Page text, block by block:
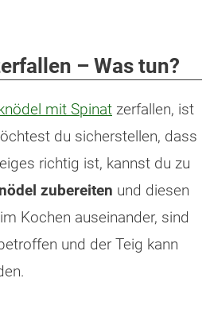
– Was tun?
mit Spinat zerfallen, ist
du sicherstellen, dass
richtig ist, kannst du zu
zubereiten und diesen
Kochen auseinander, sind
und der Teig kann